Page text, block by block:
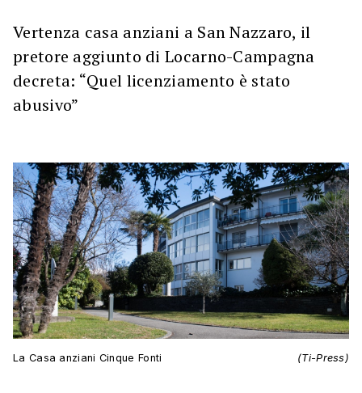
Vertenza casa anziani a San Nazzaro, il
pretore aggiunto di Locarno-Campagna
decreta: “Quel licenziamento è stato
abusivo”
La Casa anziani Cinque Fonti (Ti-Press)